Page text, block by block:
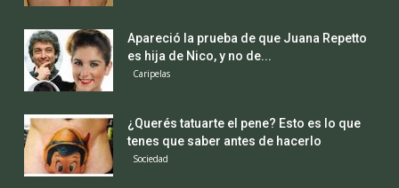
Apareció la prueba de que Juana Repetto
es hija de Nico, y no de...
Caripelas
¿Querés tatuarte el pene? Esto es lo que
tenes que saber antes de hacerlo
Sociedad